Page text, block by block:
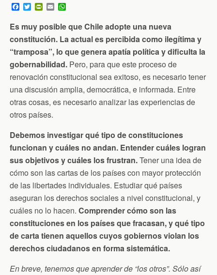
F
a
e
b
o
o
k
T
w
t
t
e
r
P
n
t
F
r
i
e
n
l
y
E
m
a
i
l
t
s
A
p
p
Es muy posible que Chile adopte una nueva
constitución. La actual es percibida como ilegítima y
“tramposa”, lo que genera apatía política y dificulta la
gobernabilidad. Pero, para que este proceso de
renovación constitucional sea exitoso, es necesario tener
una discusión amplia, democrática, e informada. Entre
otras cosas, es necesario analizar las experiencias de
otros países.
Debemos investigar qué tipo de constituciones
funcionan y cuáles no andan. Entender cuáles logran
sus objetivos y cuáles los frustran.Tener una idea de
cómo son las cartas de los países con mayor protección
de las libertades individuales. Estudiar qué países
aseguran los derechos sociales a nivel constitucional, y
cuáles no lo hacen. Comprender cómo son las
constituciones en los países que fracasan, y qué tipo
de carta tienen aquellos cuyos gobiernos violan los
derechos ciudadanos en forma sistemática.
En breve, tenemos que aprender de “los otros”. Sólo así